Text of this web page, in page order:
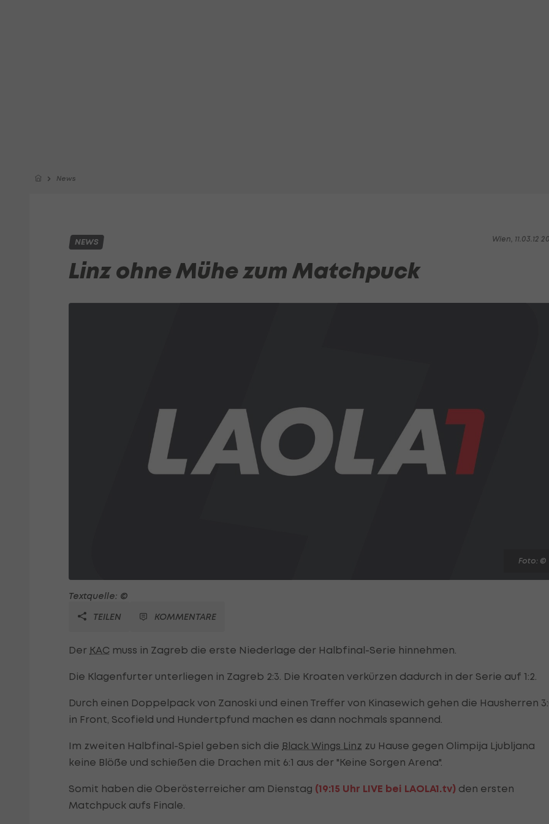
News
Wien, 11.03.12
NEWS
Linz ohne Mühe zum Matchpuck
Foto: ©
Textquelle: ©
TEILEN
KOMMENTARE
Der KAC muss in Zagreb die erste Niederlage der Halbfinal-Serie hinnehmen.
Die Klagenfurter unterliegen in Zagreb 2:3. Die Kroaten verkürzen dadurch in der Serie auf 1:2.
Durch einen Doppelpack von Zanoski und einen Treffer von Kinasewich gehen die Hausherren
in Front, Scofield und Hundertpfund machen es dann nochmals spannend.
Im zweiten Halbfinal-Spiel geben sich die Black Wings Linz zu Hause gegen Olimpija Ljubljana
keine Blöße und schießen die Drachen mit 6:1 aus der "Keine Sorgen Arena".
Somit haben die Oberösterreicher am Dienstag (19:15 Uhr LIVE bei LAOLA1.tv) den ersten
Matchpuck aufs Finale.